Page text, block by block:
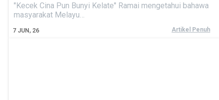
7 JUN, 26
"Kecek Cina Pun Bunyi Kelate" Ramai mengetahui bahawa
masyarakat Melayu…
Artikel Penuh